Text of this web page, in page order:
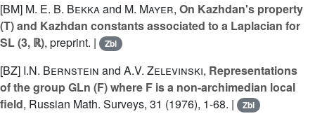
[BM] M. E. B. Bekkaand M. Mayer, On Kazhdan's property
(T) and Kazhdan constants associated to a Laplacian for
SL (3, ℝ), preprint. | Zbl
[BZ] I.N. Bernstein and A.V. Zelevinski, Representations
of the group GLn (F) where F is a non-archimedian local
field, Russian Math. Surveys, 31 (1976), 1-68. | Zbl